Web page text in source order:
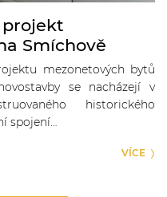
Smíchově
mezonetových bytů
se nacházejí v
historického
spojení…
VÍCE